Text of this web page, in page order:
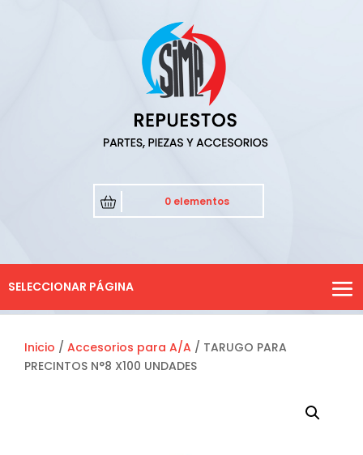
0 elementos
SELECCIONAR PÁGINA
Inicio / Accesorios para A/A / TARUGO PARA
PRECINTOS N°8 X100 UNDADES